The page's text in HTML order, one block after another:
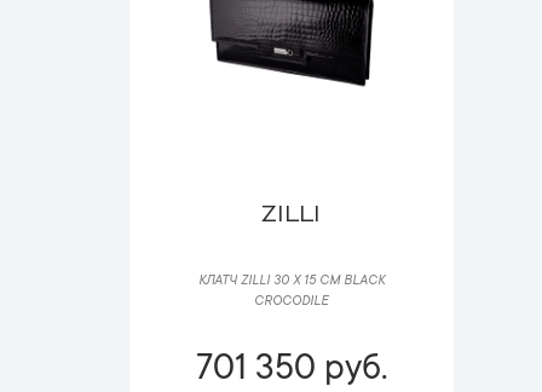
ZILLI
КЛАТЧ ZILLI 30 Х 15 СМ BLACK
CROCODILE
701 350 руб.